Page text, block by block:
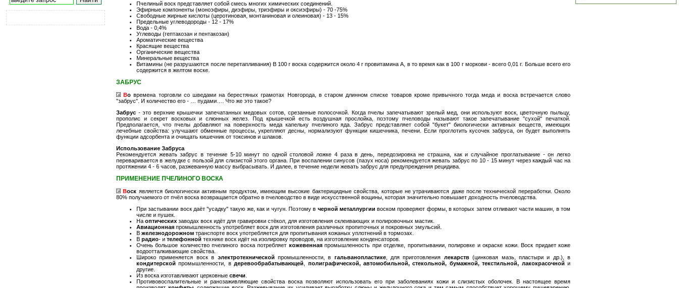
Пчелиный воск представляет собой смесь многих химических соединений.
Эфирные компоненты (моноэфиры, диэфиры, триэфиры и оксиэфиры) - 70 -75%
Свободные жирные кислоты (церотиновая, монтаниновая и олеиновая) - 13 - 15%
Предельные углеводороды - 12 - 17%
Вода - 0,4%
Углеводы (гептакозан и пентакозан)
Ароматические вещества
Красящие вещества
Органические вещества
Минеральные вещества
Витамины (не разрушаются после перетапливания) В 100 г воска содержится около 4 г провитамина А, в то время как в 100 г моркови - всего 0,01 г. Больше всего его
содержится в желтом воске.
ЗАБРУС
Во времена торговли со шведами на берестяных грамотах Новгорода, в старом длинном списке товаров кроме привычного тогда меда и воска встречается слово
"забрус". И количество его - … пудами…. Что же это такое?
Забрус - это верхние крышечки запечатанных медовых сотов, срезанные полосочкой. Когда пчелы запечатывают зрелый мед, они используют воск, цветочную пыльцу,
прополис и секрет восковых и слюнных желез. Под крышечкой есть воздушная прослойка, поэтому пчеловоды называют такое запечатывание "сухой" печаткой.
Предполагается, что пчелы добавляют на поверхность меда капельку пчелиного яда. Забрус представляет собой "букет" биологически активных веществ, имеющих
лечебные свойства: улучшают обменные процессы, укрепляют десны, нормализуют функции кишечника, печени. Если проглотить кусочек забруса, он будет выполнять
функции адсорбента и очищать кишечник от токсинов и шлаков.
Использование Забруса
Рекомендуется жевать забрус в течение 5-10 минут по одной столовой ложке 4 раза в день, передозировка не страшна, как и случайное проглатывание - он легко
переваривается в желудке с пользой для слизистой этого органа. При воспалении синусов (пазух носа) рекомендуется жевать забрус по 10 - 15 минут через каждый час на
протяжении 4 - 6 часов, разжеванную массу выбрасывать. И далее, в течение недели жевать забрус для предупреждения рецидива.
ПРИМЕНЕНИЕ ПЧЕЛИНОГО ВОСКА
Воск является биологически активным продуктом, имеющим высокие бактерицидные свойства, которые не утрачиваются даже после технической переработки. Около
80% получаемого от пчёл воска возвращается обратно в пчеловодство в виде искусственной вощины, которая значительно повышает доходность пчеловодства.
При застывании воск даёт "усадку" такую же, как и чугун. Поэтому в черной металлургии воском проверяют формы, в которых затем отливают части машин, в том
числе и пушек.
На оптических заводах воск идёт для гравировки стёкол, для изготовления склеивающих и полировочных мастик.
Авиационная промышленность употребляет воск для изготовления различных пропиточных и покровных эмульсий.
В железнодорожном транспорте воск употребляется для пропитывания кожаных уплотнений в тормозах.
В радио- и телефонной технике воск идёт на изолировку проводов, на изготовление конденсаторов.
Очень большое количество пчелиного воска потребляет кожевеннаяпромышленность при отделке, пропитывании, полировке и окраске кожи. Воск придает коже
водоотталкивающие свойства.
Широко применяется воск в электротехнической промышленности, в гальванопластике, для приготовления лекарств(цинковая мазь, пластыри и др.), в
кондитерской промышленности, в деревообрабатывающей полиграфической, автомобильной, стекольной, бумажной, текстильной, лакокрасочной и
другие.
Из воска изготавливают церковные свечи
Противовоспалительные и ранозаживляющие свойства воска позволяют использовать его при заболеваниях кожи и слизистых оболочек. В настоящее время